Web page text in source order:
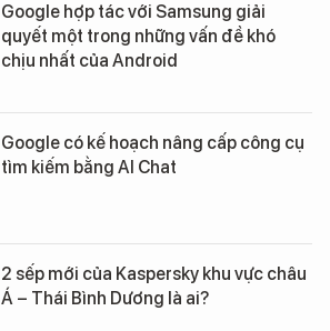
Google hợp tác với Samsung giải
quyết một trong những vấn đề khó
chịu nhất của Android
Google có kế hoạch nâng cấp công cụ
tìm kiếm bằng AI Chat
2 sếp mới của Kaspersky khu vực châu
Á – Thái Bình Dương là ai?